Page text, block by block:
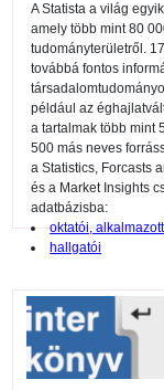
A Statista a világ
amely több mint 80
tudományterületről.
továbbá fontos
például az
a tartalmak több mint
500 más neves
a Statistics, Forcasts
és a Market Insights
adatbázisba:
oktatói,
hallgatói